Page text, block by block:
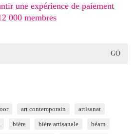
une expérience de paiement
000 membres
art contemporain artisanat
bière bière artisanale béarn